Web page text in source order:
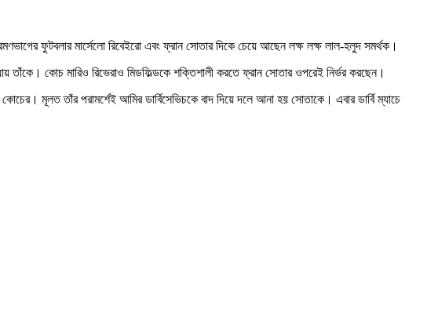
ফুটবলার মার্সেলো রিবেইরো এবং ফ্রান সোতার দিকে চেয়ে আছেন লক্ষ লক্ষ লাল-হলুদ সমর্থক।
তাঁকে। কোচ মারিও রিভেরাও মিডফিল্ডকে শক্তিশালী করতে ফ্রান সোতার ওপরেই নির্ভর করছেন।
মূলত তাঁর পরামর্শেই আমির ডার্বিসেভিচকে বাদ দিয়ে দলে আনা হয় সোতাকে। এবার ডার্বি ম্যাচে